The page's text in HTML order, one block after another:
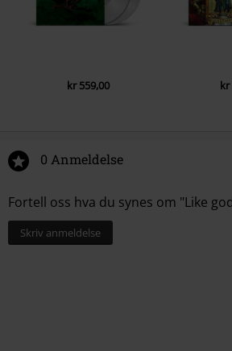
kr 559,00 kr
0 Anmeldelse
Fortell oss hva du synes om "Like
Skriv anmeldelse